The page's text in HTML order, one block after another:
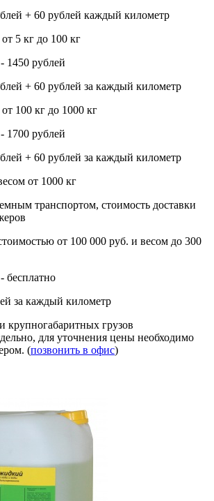
+ 60 рублей каждый километр
от 5 кг до 100 кг
рублей
+ 60 рублей за каждый километр
от 100 кг до 1000 кг
рублей
+ 60 рублей за каждый километр
от 1000 кг
транспортом, стоимость доставки
от 100 000 руб. и весом до 300
за каждый километр
крупногабаритных грузов
для уточнения цены необходимо
(позвонить в офис)